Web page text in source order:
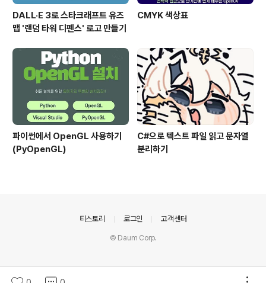
DALL·E 3로 스타크래프트 유즈
맵 '랜덤 타워 디펜스' 로고 만들기
CMYK 색상표
파이썬에서 OpenGL 사용하기
(PyOpenGL)
C#으로 텍스트 파일 읽고 문자열
분리하기
티스토리 로그인 고객센터
© Daum Corp.